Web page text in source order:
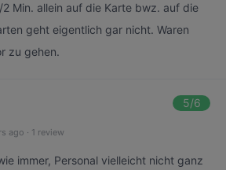
Min. allein auf die Karte bwz. auf die
geht eigentlich gar nicht. Waren
zu gehen.
5/6
ago · 1 review
immer, Personal vielleicht nicht ganz